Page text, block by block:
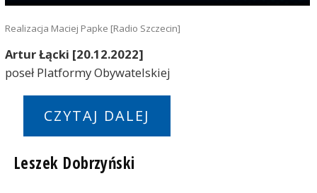
Realizacja Maciej Papke [Radio Szczecin]
Artur Łącki [20.12.2022]
poseł Platformy Obywatelskiej
CZYTAJ DALEJ
Leszek Dobrzyński